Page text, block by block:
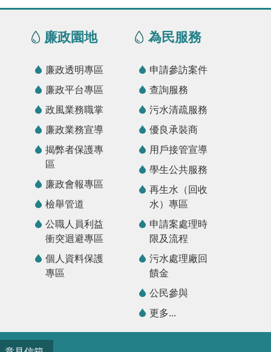
廉政園地
廉政透明專區
廉政平台專區
政風業務職掌
廉政業務宣導
揭弊者保護專
區
廉政會報專區
檢舉管道
公職人員利益
衝突迴避專區
個人資料保護
專區
為民服務
申請參訪案件
查詢服務
污水清疏服務
優良承裝商
用戶接管宣導
學生公共服務
再生水（回收
水）專區
申請案處理時
限及流程
污水處理廠回
饋金
公民參與
更多...